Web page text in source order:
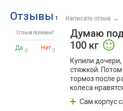
Отзывы 1 Написать отзыв →
Отзыв полезен?
Да 0 Нет 0
Думаю
100 кг
Купили
стяжкой. Потом
тормоз после
колеса
Сам корпус